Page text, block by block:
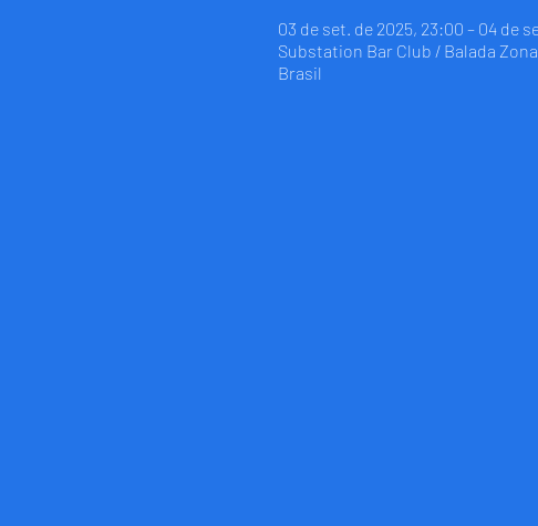
03 de set. de 2025, 23:00 – 04 de
Substation Bar Club / Balada
Brasil